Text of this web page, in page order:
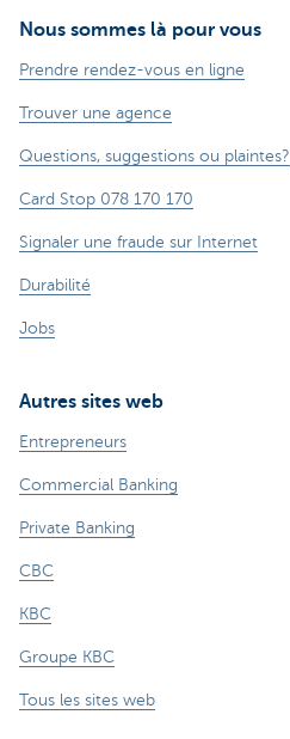
Nous sommes là pour vous
Prendre rendez-vous en ligne
Trouver une agence
Questions, suggestions ou plaintes?
Card Stop 078 170 170
Signaler une fraude sur Internet
Durabilité
Jobs
Autres sites web
Entrepreneurs
Commercial Banking
Private Banking
CBC
KBC
Groupe KBC
Tous les sites web